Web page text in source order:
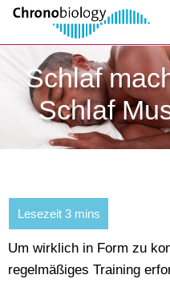
Schlaf
Schlaf
Um wirklich in Form zu
regelmäßiges Training